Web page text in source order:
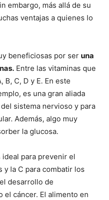
embargo, más allá de su
ventajas a quienes lo
beneficiosas por ser una
Entre las vitaminas que
C, D y E. En este
es una gran aliada
sistema nervioso y para
Además, algo muy
la glucosa.
ideal para prevenir el
la C para combatir los
desarrollo de
el cáncer. El alimento en